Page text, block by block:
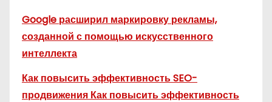
Google расширил маркировку рекламы,
созданной с помощью искусственного
интеллекта
Как повысить эффективность SEO-
продвижения Как повысить эффективность